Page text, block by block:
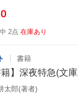
2点 在庫あり
書籍
籍】深夜特急(文
太郎(著者)